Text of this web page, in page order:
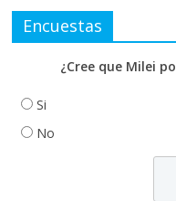
Encuestas
¿Cree que Milei
Si
No